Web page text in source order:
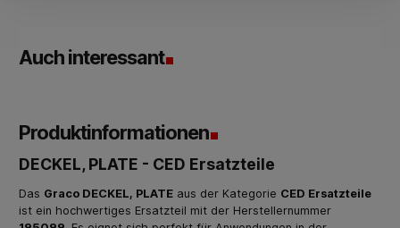
Auch interessant
Produktinformationen
DECKEL, PLATE - CED Ersatzteile
Das Graco DECKEL, PLATE aus der Kategorie CED Ersatzteile
ist ein hochwertiges Ersatzteil mit der Herstellernummer